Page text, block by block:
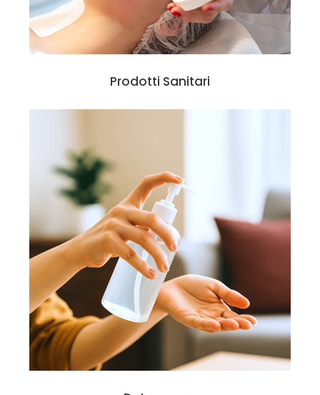
Prodotti Sanitari